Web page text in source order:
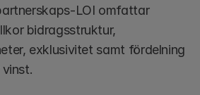
LOI omfattar
bidragsstruktur,
exklusivitet samt fördelning